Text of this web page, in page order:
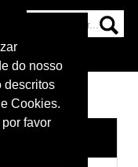
do nosso
descritos
Cookies.
favor